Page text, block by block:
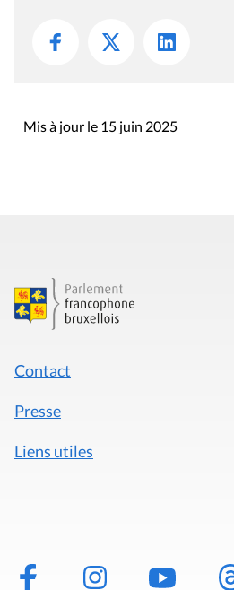
Mis à jour le 15 juin 2025
Contact
Presse
Liens utiles